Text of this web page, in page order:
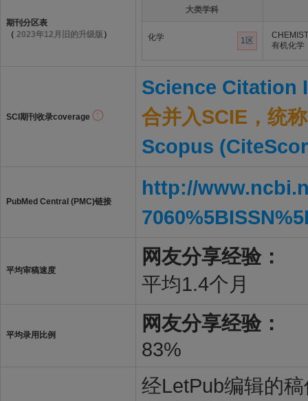
期刊分区表
（ 2023年12月旧的升级版 ）
大类学科
化学 1区
有机化学
SCI期刊收录coverage
Science Citation
合并入SCIE，统
Scopus
PubMed Central (PMC)链接
http://
平均审稿速度
网友分享经验：
平均1.4个月
平均录用比例
网友分享经验：
83%
经LetPub编辑的